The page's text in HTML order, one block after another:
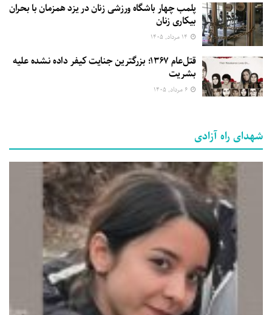
پلمب چهار باشگاه ورزشی زنان در یزد همزمان با بحران
بیکاری زنان
قتل‌عام ۱۳۶۷؛ بزرگترین جنایت کیفر داده نشده علیه
بشریت
شهدای راه آزادی